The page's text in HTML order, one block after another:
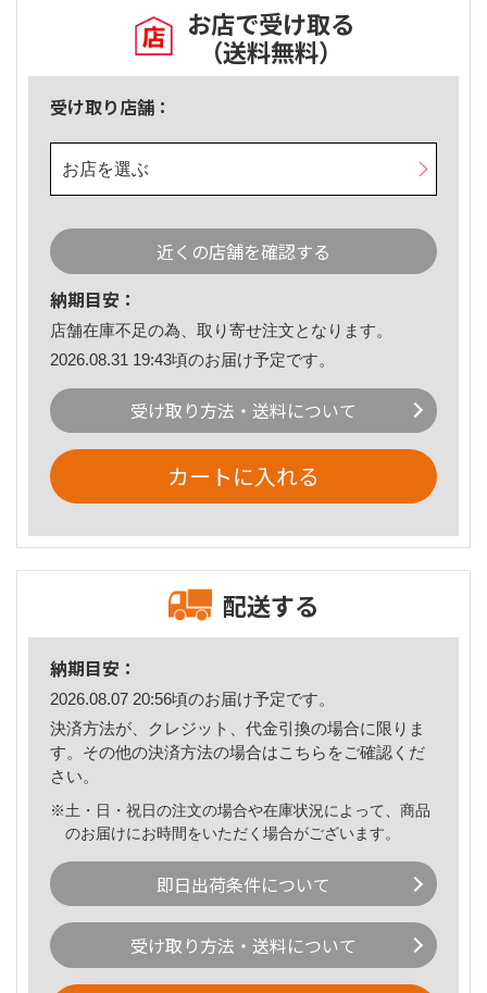
お店で受け取る
（送料無料）
受け取り店舗：
お店を選ぶ
近くの店舗を確認する
納期目安：
店舗在庫不足の為、取り寄せ注文となります。
2026.08.31 19:43頃のお届け予定です。
受け取り方法・送料について
カートに入れる
配送する
納期目安：
2026.08.07 20:56頃のお届け予定です。
決済方法が、クレジット、代金引換の場合に限りま
す。その他の決済方法の場合はこちら をご確認くだ
さい。
※土・日・祝日の注文の場合や在庫状況によって、商品
のお届けにお時間をいただく場合がございます。
即日出荷条件について
受け取り方法・送料について